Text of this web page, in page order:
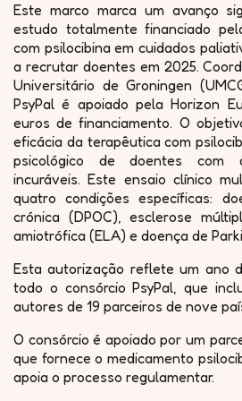
Este marco marca um avanço
estudo totalmente financiado
com psilocibina em cuidados
a recrutar doentes em 2025.
Universitário de Groningen
PsyPal é apoiado pela Horizon
euros de financiamento. O
eficácia da terapêutica com
psicológico de doentes com
incuráveis. Este ensaio clínico
quatro condições específicas:
crónica (DPOC), esclerose
amiotrófica (ELA) e doença de
Esta autorização reflete um ano
todo o consórcio PsyPal, que
autores de 19 parceiros de nove
O consórcio é apoiado por um
que fornece o medicamento
apoia o processo regulamentar.